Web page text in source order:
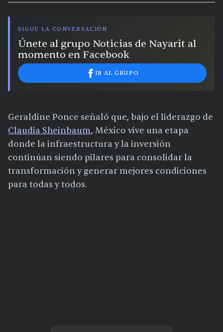
SIGUE LA CONVERSACIÓN
Únete al grupo Noticias de Nayarit al
momento en Facebook
IR AL GRUPO
Geraldine Ponce señaló que, bajo el liderazgo de
Claudia Sheinbaum, México vive una etapa
donde la infraestructura y la inversión
continúan siendo pilares para consolidar la
transformación y generar mejores condiciones
para todas y todos.